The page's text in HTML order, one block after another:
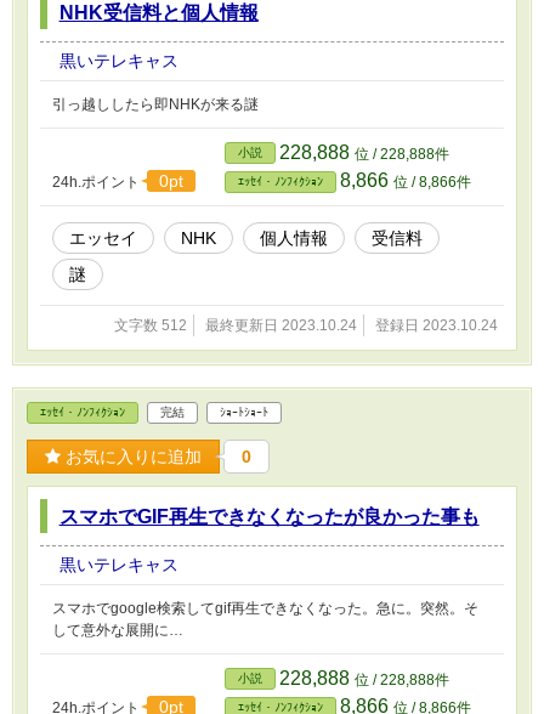
NHK受信料と個人情報
黒いテレキャス
引っ越ししたら即NHKが来る謎
24h.ポイント 0pt
小説 228,888 位 / 228,888件
ｴｯｾｲ・ﾉﾝﾌｨｸｼｮﾝ 8,866 位 / 8,866件
エッセイ NHK 個人情報
受信料
謎
文字数 512 最終更新日 2023.10.24 登録日 2023.10.24
ｴｯｾｲ・ﾉﾝﾌｨｸｼｮﾝ 完結 ｼｮｰﾄｼｮｰﾄ
お気に入りに追加 0
スマホでGIF再生できなくなったが良かった事も
黒いテレキャス
スマホでgoogle検索してgif再生できなくなった。急に。突然。そ
して意外な展開に…
24h.ポイント 0pt
小説 228,888 位 / 228,888件
ｴｯｾｲ・ﾉﾝﾌｨｸｼｮﾝ 8,866 位 / 8,866件